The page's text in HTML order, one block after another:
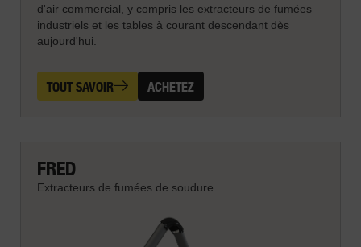
d'air commercial, y compris les extracteurs de fumées
industriels et les tables à courant descendant dès
aujourd'hui.
TOUT SAVOIR ACHETEZ
FRED
Extracteurs de fumées de soudure